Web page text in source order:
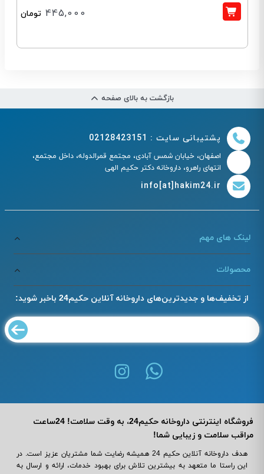
445,000 تومان
بازگشت به بالای صفحه
پشتیبانی سایت : 02128423151
اصفهان، خیابان شمس آبادی، مجتمع قمرالدوله، داخل مجتمع،
انتهای راهرو، داروخانه دکتر حکیم الهی
info[at]hakim24.ir
لینک های مهم
محصولات
از تخفیف‌ها و جدیدترین‌های داروخانه آنلاین حکیم24 باخبر شوید:
فروشگاه اینترنتی داروخانه حکیم24، به وقت سلامت! 24ساعت
مراقب سلامت و زیبایی شما!
هدف داروخانه آنلاین حکیم 24 همیشه رضایت شما مشتریان عزیز است. در
این راستا ما متعهد به بیشترین تلاش برای بهبود خدمات، ارائه و ارسال به